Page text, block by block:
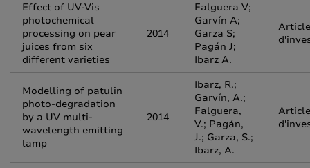
Effect of UV-Vis
photochemical
processing on pear
juices from six
different varieties
2014
Falguera V;
Garvín A;
Garza S;
Pagán J;
Ibarz A.
Article
Modelling of patulin
photo-degradation
by a UV multi-
wavelength emitting
lamp
2014
Ibarz, R.;
Garvín, A.;
Falguera,
V.; Pagán,
J.; Garza, S.;
Ibarz, A.
Article